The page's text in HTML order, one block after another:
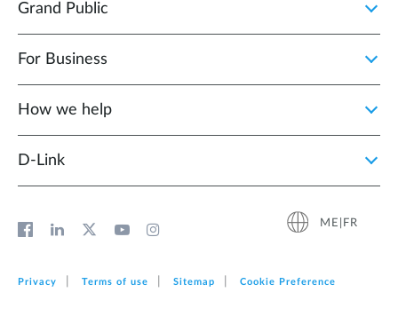
Grand Public
For Business
How we help
D‑Link
ME|FR
Privacy Terms of use Sitemap Cookie Preference